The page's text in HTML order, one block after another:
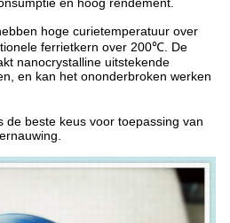
hoge curietemperatuur over
ferrietkern over 200℃. De
nanocrystalline uitstekende
en kan het ononderbroken werken
de beste keus voor toepassing van